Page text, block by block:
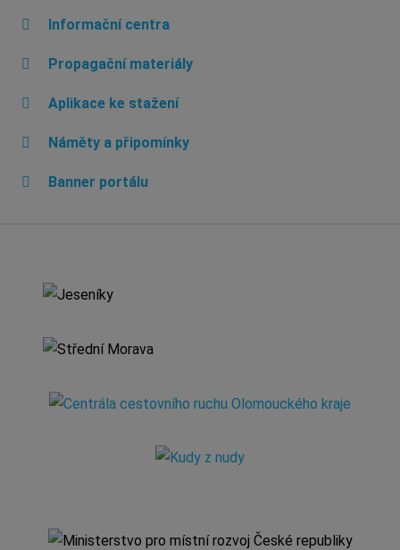
Informační centra
Propagační materiály
Aplikace ke stažení
Náměty a připomínky
Banner portálu